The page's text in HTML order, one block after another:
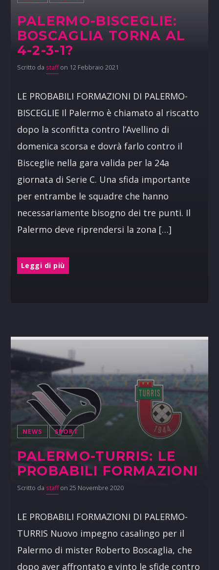
PALERMO-BISCEGLIE:
BOSCAGLIA TORNA AL
4-2-3-1?
Scritto da staffon 12 Febbraio 2021
LE PROBABILI FORMAZIONI DI PALERMO-
BISCEGLIE Il Palermo è chiamato al riscatto
dopo la sconfitta contro l’Avellino di
domenica scorsa e dovrà farlo contro il
Bisceglie nella gara valida per la 24a
giornata di Serie C. Una sfida importante
per entrambe le squadre che hanno
necessariamente bisogno dei tre punti. Il
Palermo deve riprendersi la zona […]
Leggi di più
NEWS SPORT
PALERMO-TURRIS: LE
PROBABILI FORMAZIONI
Scritto da staffon 25 Novembre 2020
LE PROBABILI FORMAZIONI DI PALERMO-
TURRIS Nuovo impegno casalingo per il
Palermo di mister Roberto Boscaglia, che
dopo aver affrontato e vinto le sfide contro